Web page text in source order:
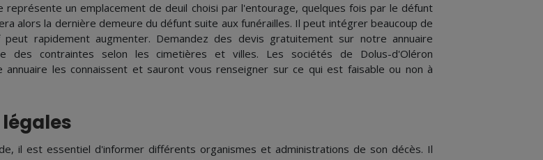
représente un emplacement de deuil choisi par l'entourage, quelques fois par le défunt
alors la dernière demeure du défunt suite aux funérailles. Il peut intégrer beaucoup de
rapidement augmenter. Demandez des devis gratuitement sur notre annuaire
des contraintes selon les cimetières et villes. Les sociétés de Dolus-d'Oléron
les connaissent et sauront vous renseigner sur ce qui est faisable ou non à
il est essentiel d'informer différents organismes et administrations de son décès. Il